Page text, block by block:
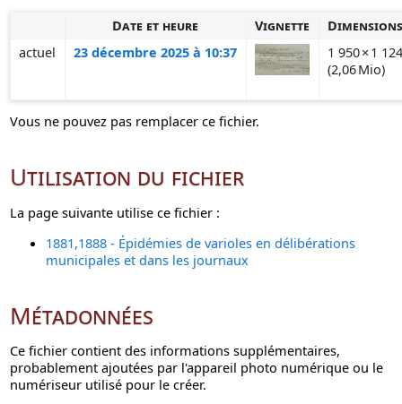
Date et heure
Vignette
actuel
23 décembre 2025 à 10:37
1 950 × 1
(2,06 Mio)
Vous ne pouvez pas remplacer ce fichier.
Utilisation du fichier
La page suivante utilise ce fichier :
1881,1888 - Épidémies de varioles en délibérations
municipales et dans les journaux
Métadonnées
Ce fichier contient des informations supplémentaires,
probablement ajoutées par l'appareil photo numérique ou le
numériseur utilisé pour le créer.